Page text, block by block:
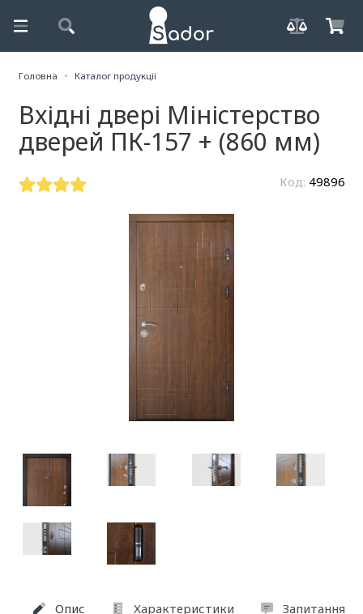
Головна Каталог продукції
Вхідні двері Міністерство
дверей ПК-157 + (860 мм)
Код: 49896
Опис Характеристики Запитання